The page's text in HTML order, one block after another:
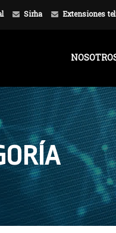
Sirha Extensiones